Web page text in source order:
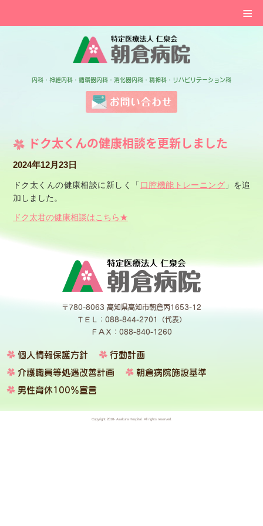
≡
内科・神経内科・循環器内科・消化器内科・精神科・リハビリテーション科
ドク太くんの健康相談を更新しました
2024年12月23日
ドク太くんの健康相談に新しく「 口腔機能トレーニング 」を追
加しました。
ドク太君の健康相談はこちら★
〒780-8063 高知県高知市朝倉丙1653-12
ＴＥＬ：088-844-2701（代表）
ＦＡＸ：088-840-1260
個人情報保護方針
行動計画
介護職員等処遇改善計画
朝倉病院施設基準
男性育休100％宣言
Copyright 2018- Asakura Hospital. All rights reserved.